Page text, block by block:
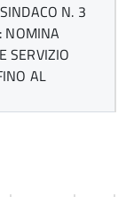
N. 3
NOMINA
SERVIZIO
AL